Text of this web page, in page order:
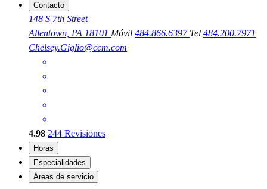
Contacto
148 S 7th Street
Allentown, PA 18101 Móvil 484.866.6397 Tel 484.200.7971
Chelsey.Giglio@ccm.com
4.98 244 Revisiones
Horas
Especialidades
Áreas de servicio